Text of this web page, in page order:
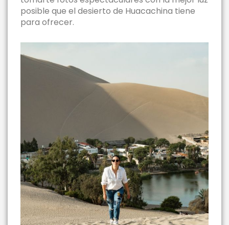
posible que el desierto de Huacachina tiene
para ofrecer.